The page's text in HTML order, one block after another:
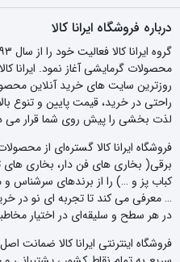
درباره فروشگاه ایرانا کالا
محصولات گرمایشی آغاز نمود. ایرانا
روزترین سایت های خرید آنلاین
راحتی در خرید، قیمت پایین و تنوع
لذت بخشی را پیش روی شما قرار می
فروشگاه ایرانا کالا گستره‌ای از
برقی( بخاری های فن دار، بخاری
… معرفی می کند تا تجربه ای نو در
در هر سطح و سلیقه‌ای در اختیار
فروشگاه اینترنتی ایرانا کالا ضمانت